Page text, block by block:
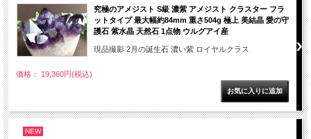
究極のアメジスト S級 濃紫 アメジスト クラスター フラ
ットタイプ 最大幅約84mm 重さ504g 極上 美結晶 愛の守
護石 紫水晶 天然石 1点物 ウルグアイ産
現品撮影 2月の誕生石 濃い紫 ロイヤルクラス
価格： 19,360円(税込)
NEW